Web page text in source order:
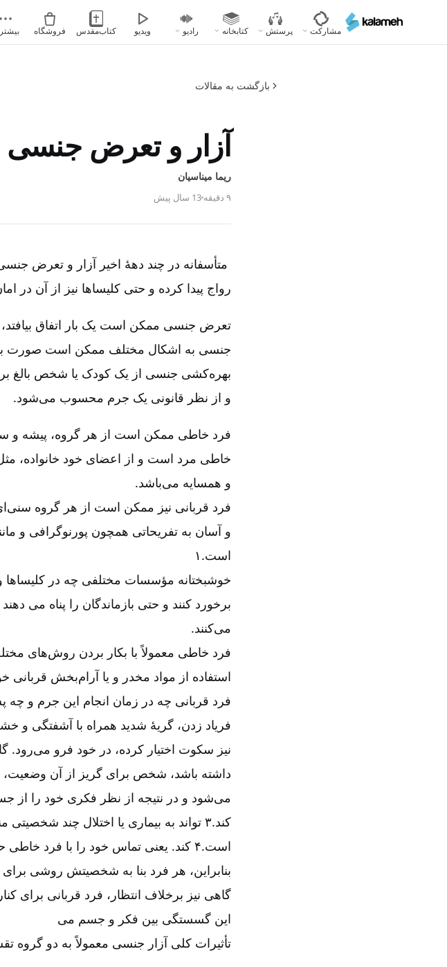
محتوای
مشارکت پرستش کتابخانه رادیو ویدیو کتاب‌مقدس فروشگاه بیشتر
بازگشت به مقالات
آزار و تعرض جنسی
ریما میناسیان
۹ دقیقه 13 سال پیش
متأسفانه در چند دهۀ اخیر آزار و تعرض
رواج پیدا کرده و حتی کلیساها نیز از آن در
تعرض جنسی ممکن است یک بار اتفاق
جنسی به اشکال‌ مختلف ممکن است صورت
بهره‌کشی جنسی از یک کودک یا شخص بالغ
و از نظر قانونی یک جرم محسوب می‌شود.
فرد خاطی ممکن است از هر گروه، پیشه و
خاطی مرد است و از اعضای خود خانواده،
و همسایه می‌باشد.
فرد قربانی نیز ممکن است از هر گروه
است.۱
خوشبختانه مؤسسات مختلفی چه در کلیساها و
برخورد کنند و حتی بازماندگان را پناه می
می‌کنند.
فرد خاطی معمولاً با بکار بردن روش‌های
استفاده از مواد مخدر و یا آرام‌بخش‌
فرد قربانی چه در زمان انجام این جرم و
فریاد زدن، گریۀ شدید همراه با آشفتگی
نیز سکوت اختیار کرده، در خود فرو می‌رود.
داشته باشد، شخص برای گریز از آن وضعیت،
می‌شود و در نتیجه از نظر فکری خود را از
کند.۳ ‌تواند به بیماری یا اختلال چند
است.۴ ‌کند. یعنی تماس خود را با فرد
بنابراین، هر فرد بنا به شخصیتش روشی برای
گاهی نیز برخلاف انتظار، فرد قربانی برای
این گسستگی بین فکر و جسم می
تأثیرات کلی آزار جنسی معمولاً به دو